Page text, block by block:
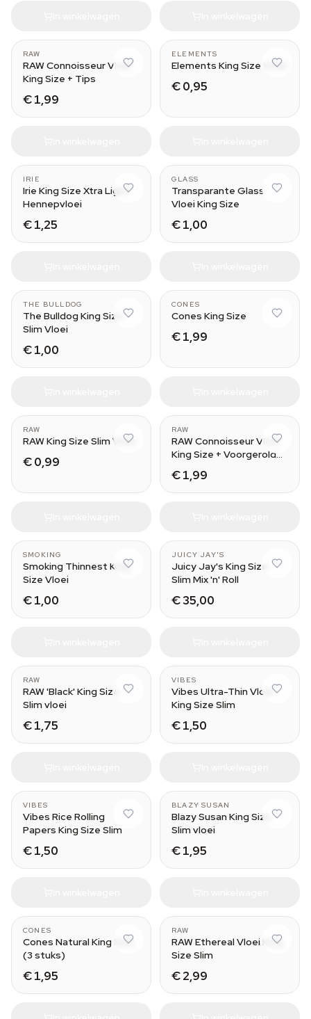
RAW
RAW Connoisseur Vloei
King Size + Tips
€ 1,99
ELEMENTS
Elements King Size Vloei
€ 0,95
IRIE
Irie King Size Xtra Light
Hennepvloei
€ 1,25
GLASS
Transparante Glass
Vloei King Size
€ 1,00
THE BULLDOG
The Bulldog King Size
Slim Vloei
€ 1,00
CONES
Cones King Size
€ 1,99
RAW
RAW King Size Slim Vloei
€ 0,99
RAW
RAW Connoisseur Vloei
King Size + Voorgerolde
€ 1,99
SMOKING
Smoking Thinnest King
Size Vloei
€ 1,00
JUICY JAY'S
Juicy Jay's King Size
Slim Mix 'n' Roll
€ 35,00
RAW
RAW 'Black' King Size
Slim vloei
€ 1,75
VIBES
Vibes Ultra-Thin Vloei
King Size Slim
€ 1,50
VIBES
Vibes Rice Rolling
Papers King Size Slim
€ 1,50
BLAZY SUSAN
Blazy Susan King Size
Slim vloei
€ 1,95
CONES
Cones Natural King Size
(3 stuks)
€ 1,95
RAW
RAW Ethereal Vloei King
Size Slim
€ 2,99